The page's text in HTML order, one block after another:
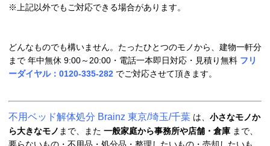
※上記以外でもご対応できる場合があります。
どんなものでも構いません。たったひとつのモノから、建物一軒分
まで 年中無休 9:00～20:00・電話一本即日対応・見積り無料 フリ
ーダイヤル：0120-335-282 でご対応させて頂きます。
不用ベッド解体処分 Brainz 東京/埼玉/千葉 は、 小さなモノか
ら大きなモノ まで、また 一般家庭から事務所や店舗・倉庫 まで、